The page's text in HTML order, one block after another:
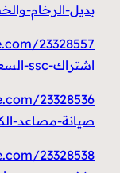
بديل-الرخام-
اشتراك-ssc-السعودية
صيانة-مصاعد-